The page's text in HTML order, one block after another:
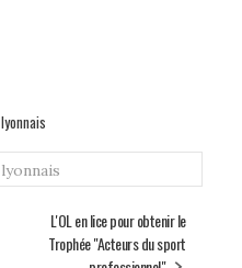
L'OL en lice pour obtenir le
Trophée "Acteurs du sport